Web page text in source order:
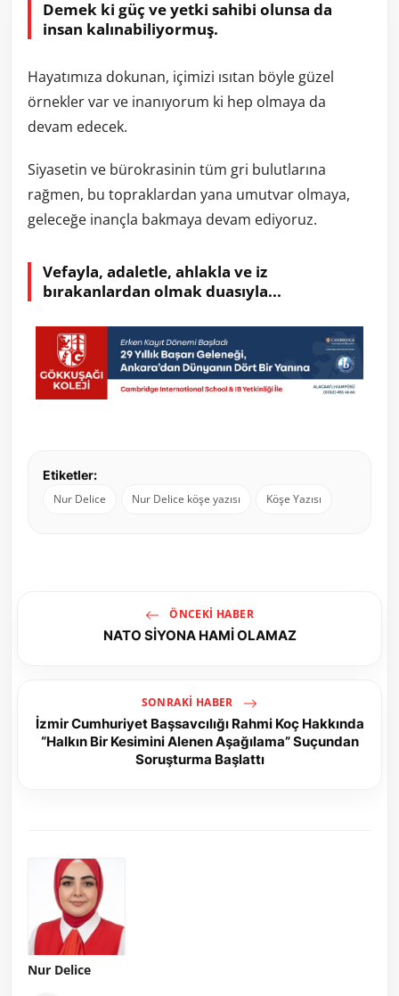
Demek ki güç ve yetki sahibi olunsa da
insan kalınabiliyormuş.
Hayatımıza dokunan, içimizi ısıtan böyle güzel
örnekler var ve inanıyorum ki hep olmaya da
devam edecek.
Siyasetin ve bürokrasinin tüm gri bulutlarına
rağmen, bu topraklardan yana umutvar olmaya,
geleceğe inançla bakmaya devam ediyoruz.
Vefayla, adaletle, ahlakla ve iz
bırakanlardan olmak duasıyla...
Etiketler:
Nur Delice
Nur Delice köşe yazısı Köşe Yazısı
ÖNCEKI HABER
NATO SİYONA HAMİ OLAMAZ
SONRAKI HABER
İzmir Cumhuriyet Başsavcılığı Rahmi Koç Hakkında
“Halkın Bir Kesimini Alenen Aşağılama” Suçundan
Soruşturma Başlattı
Nur Delice